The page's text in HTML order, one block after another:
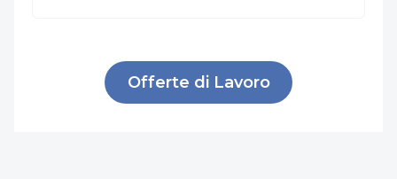
Offerte di Lavoro